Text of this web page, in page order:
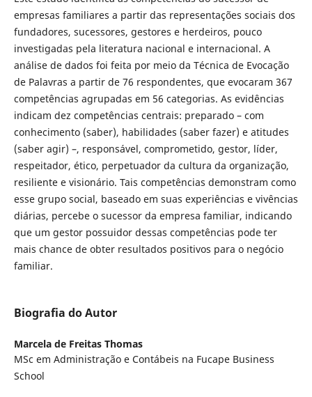
empresas familiares a partir das representações sociais dos
fundadores, sucessores, gestores e herdeiros, pouco
investigadas pela literatura nacional e internacional. A
análise de dados foi feita por meio da Técnica de Evocação
de Palavras a partir de 76 respondentes, que evocaram 367
competências agrupadas em 56 categorias. As evidências
indicam dez competências centrais: preparado – com
conhecimento (saber), habilidades (saber fazer) e atitudes
(saber agir) –, responsável, comprometido, gestor, líder,
respeitador, ético, perpetuador da cultura da organização,
resiliente e visionário. Tais competências demonstram como
esse grupo social, baseado em suas experiências e vivências
diárias, percebe o sucessor da empresa familiar, indicando
que um gestor possuidor dessas competências pode ter
mais chance de obter resultados positivos para o negócio
familiar.
Biografia do Autor
Marcela de Freitas Thomas
MSc em Administração e Contábeis na Fucape Business
School